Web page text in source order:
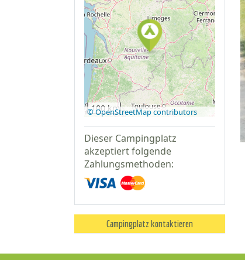
Auf Google
Maps
anzeigen
100 km
© OpenStreetMap contributors
Dieser Campingplatz
akzeptiert folgende
Zahlungsmethoden:
Campingplatz kontaktieren